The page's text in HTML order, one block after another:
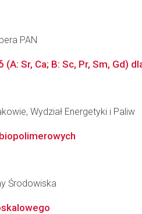
PAN
Sr, Ca; B: Sc, Pr, Sm, Gd)
Wydział Energetyki i Paliw
Środowiska